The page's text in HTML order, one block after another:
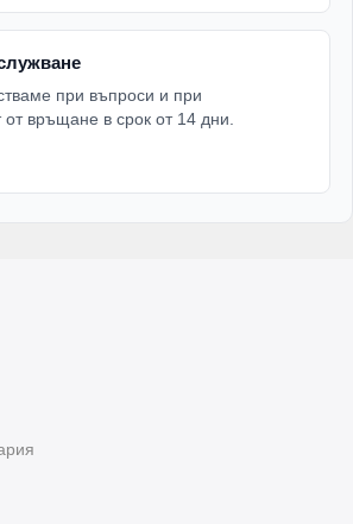
при въпроси и при
от връщане в срок от 14 дни.